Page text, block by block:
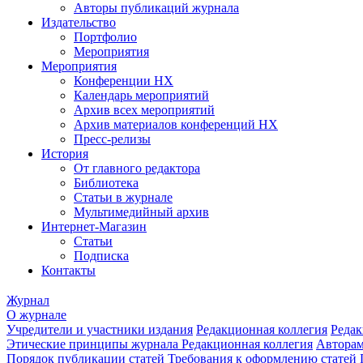
Авторы публикаций журнала
Издательство
Портфолио
Мероприятия
Мероприятия
Конференции НХ
Календарь мероприятий
Архив всех мероприятий
Архив материалов конференций НХ
Пресс-релизы
История
От главного редактора
Библиотека
Статьи в журнале
Мультимедийный архив
Интернет-Магазин
Статьи
Подписка
Контакты
Журнал
О журнале
Учредители и участники издания Редакционная коллегия
Этические принципы журнала Редакционная коллегия
Порядок публикации статей Требования к оформлению статей